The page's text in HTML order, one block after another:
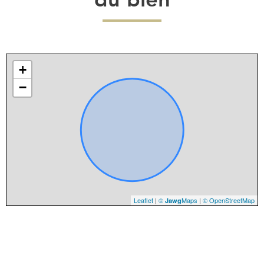
+
−
Leaflet | © JawgMaps | © OpenStreetMap